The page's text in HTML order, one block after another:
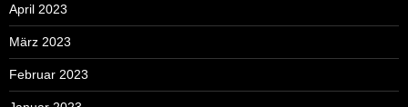
April 2023
März 2023
Februar 2023